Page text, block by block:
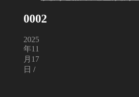
0002
2025
年11
月17
日 /